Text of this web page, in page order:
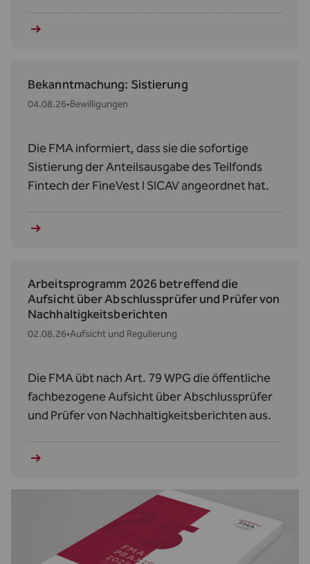
Bekanntmachung: Sistierung
04.08.26•Bewilligungen
Die FMA informiert, dass sie die sofortige
Sistierung der Anteilsausgabe des Teilfonds
Fintech der FineVest I SICAV angeordnet hat.
Arbeitsprogramm 2026 betreffend die
Aufsicht über Abschlussprüfer und Prüfer von
Nachhaltigkeitsberichten
02.08.26•Aufsicht und Regulierung
Die FMA übt nach Art. 79 WPG die öffentliche
fachbezogene Aufsicht über Abschlussprüfer
und Prüfer von Nachhaltigkeitsberichten aus.